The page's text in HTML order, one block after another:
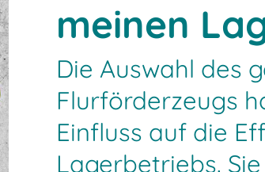
meinen
Die Auswahl des
Flurförderzeugs
Einfluss auf die
Lagerbetriebs.